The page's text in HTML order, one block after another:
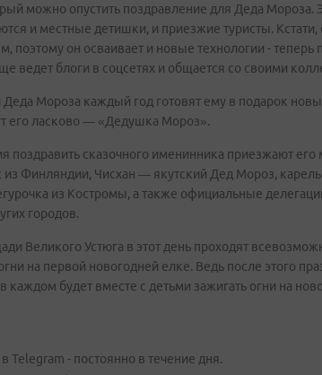
можно опустить поздравление для Деда Мороза.
и местные детишки, и приезжие туристы.
поэтому он осваивает и новые технологии - теперь
ведет блоги в соцсетях и общается со своими
Мороза каждый год готовят ему в подарок
его ласково — «Дедушка Мороз».
поздравить сказочного именинника приезжают
из Финляндии, Чисхан — якутский Дед Мороз,
из Костромы, а также официальные
городов.
Великого Устюга в этот день проходят
на первой новогодней елке. Ведь после этого
каждом будет вместе с детьми зажигать огни на
Telegram - постоянно в течение дня.